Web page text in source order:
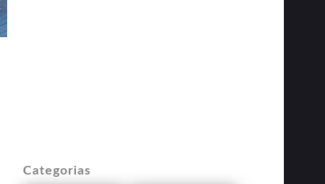
Categorias